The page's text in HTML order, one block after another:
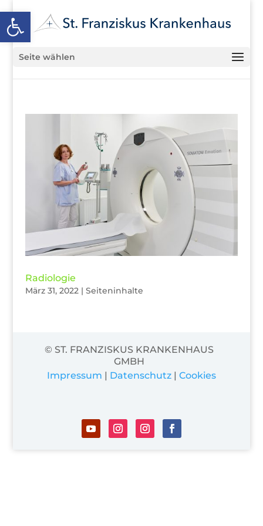
Open toolbar
Seite wählen
Radiologie
März 31, 2022| Seiteninhalte
© ST. FRANZISKUS KRANKENHAUS
GMBH
Impressum | Datenschutz | Cookies